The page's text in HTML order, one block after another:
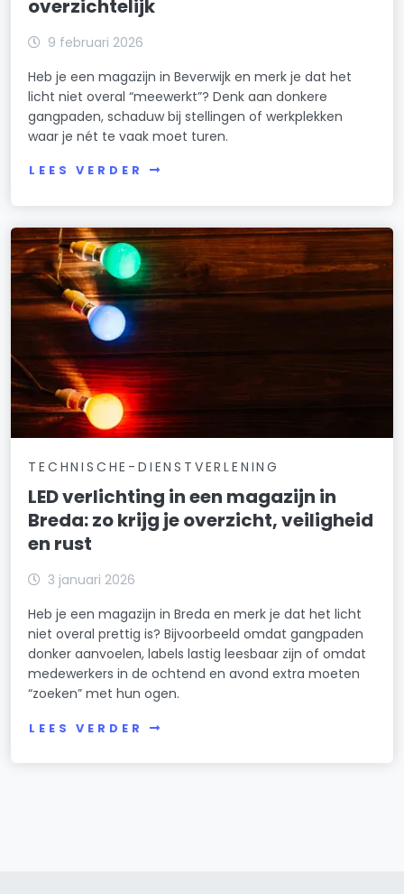
overzichtelijk
9 februari 2026
Heb je een magazijn in Beverwijk en merk je dat het
licht niet overal “meewerkt”? Denk aan donkere
gangpaden, schaduw bij stellingen of werkplekken
waar je nét te vaak moet turen.
LEES VERDER
TECHNISCHE-DIENSTVERLENING
LED verlichting in een magazijn in
Breda: zo krijg je overzicht, veiligheid
en rust
3 januari 2026
Heb je een magazijn in Breda en merk je dat het licht
niet overal prettig is? Bijvoorbeeld omdat gangpaden
donker aanvoelen, labels lastig leesbaar zijn of omdat
medewerkers in de ochtend en avond extra moeten
“zoeken” met hun ogen.
LEES VERDER